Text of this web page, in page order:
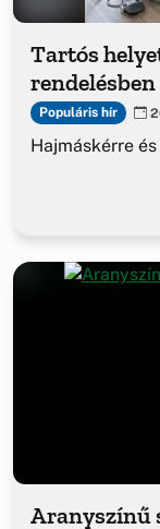
Tartós
rendelésben
Populáris hír
Hajmáskérre
Aranyszínű